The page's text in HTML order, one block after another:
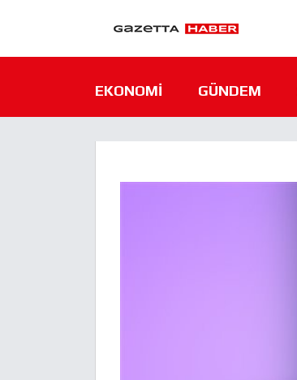
EKONOMI GÜNDEM